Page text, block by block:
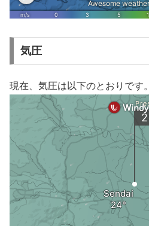
気圧
現在、気圧は以下のとおりです。